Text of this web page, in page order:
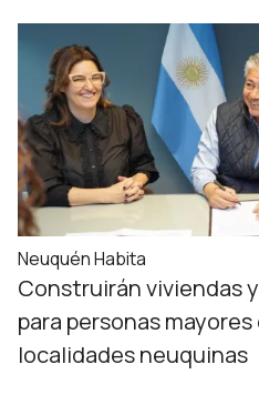
Neuquén Habita
Construirán viviendas
para personas
localidades neuquinas